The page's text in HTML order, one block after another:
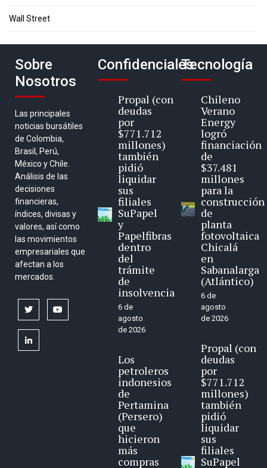
Wall Street
Sobre
Nosotros
Las principales
noticias bursátiles
de Colombia,
Brasil, Perú,
México y Chile.
Análisis de las
decisiones
financieras,
índices, divisas y
valores, así como
las movimientos
empresariales que
afectan a los
mercados.
twitter
linkedin
Confidenciales
Propal (con
deudas
por
$771.712
millones)
también
pidió
liquidar
sus
filiales
SuPapel
y
Papelfibras
dentro
del
trámite
de
insolvencia
6 de
agosto
de 2026
Los
petroleros
indonesios
de
Pertamina
(Persero)
que
hicieron
más
compras
Tecnología
Chileno
Verano
Energy
logró
financiación
de
$37.481
millones
para la
construcción
de
planta
fotovoltaica
Chicalá
en
Sabanalarga
(Atlántico)
6 de
agosto
de 2026
Propal (con
deudas
por
$771.712
millones)
también
pidió
liquidar
sus
filiales
SuPapel